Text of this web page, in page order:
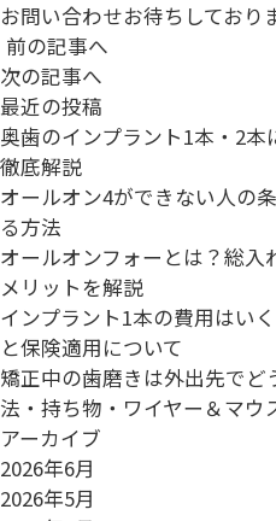
お問い合わせお待ちしており
前の記事へ
次の記事へ
最近の投稿
奥歯のインプラント1本・2
徹底解説
オールオン4ができない人の
る方法
オールオンフォーとは？総
メリットを解説
インプラント1本の費用はい
と保険適用について
矯正中の歯磨きは外出先で
法・持ち物・ワイヤー＆マウ
アーカイブ
2026年6月
2026年5月